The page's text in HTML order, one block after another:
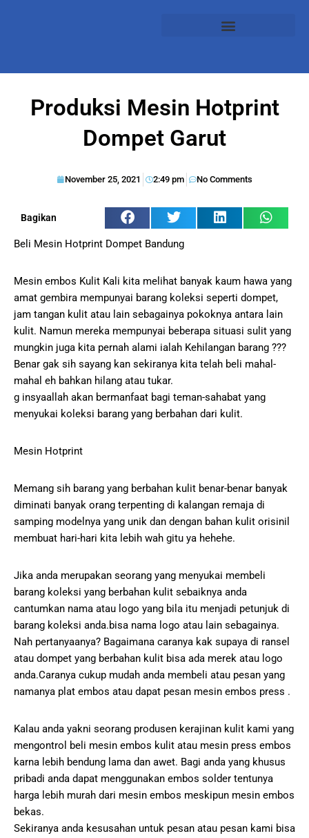
Produksi Mesin Hotprint
Dompet Garut
November 25, 2021 2:49 pm No Comments
Bagikan
Beli Mesin Hotprint Dompet Bandung
Mesin embos Kulit Kali kita melihat banyak kaum hawa yang
amat gembira mempunyai barang koleksi seperti dompet,
jam tangan kulit atau lain sebagainya pokoknya antara lain
kulit. Namun mereka mempunyai beberapa situasi sulit yang
mungkin juga kita pernah alami ialah Kehilangan barang ???
Benar gak sih sayang kan sekiranya kita telah beli mahal-
mahal eh bahkan hilang atau tukar.
g insyaallah akan bermanfaat bagi teman-sahabat yang
menyukai koleksi barang yang berbahan dari kulit.
Mesin Hotprint
Memang sih barang yang berbahan kulit benar-benar banyak
diminati banyak orang terpenting di kalangan remaja di
samping modelnya yang unik dan dengan bahan kulit orisinil
membuat hari-hari kita lebih wah gitu ya hehehe.
Jika anda merupakan seorang yang menyukai membeli
barang koleksi yang berbahan kulit sebaiknya anda
cantumkan nama atau logo yang bila itu menjadi petunjuk di
barang koleksi anda.bisa nama logo atau lain sebagainya.
Nah pertanyaanya? Bagaimana caranya kak supaya di ransel
atau dompet yang berbahan kulit bisa ada merek atau logo
anda.Caranya cukup mudah anda membeli atau pesan yang
namanya plat embos atau dapat pesan mesin embos press .
Kalau anda yakni seorang produsen kerajinan kulit kami yang
mengontrol beli mesin embos kulit atau mesin press embos
karna lebih bendung lama dan awet. Bagi anda yang khusus
pribadi anda dapat menggunakan embos solder tentunya
harga lebih murah dari mesin embos meskipun mesin embos
bekas.
Sekiranya anda kesusahan untuk pesan atau pesan kami bisa